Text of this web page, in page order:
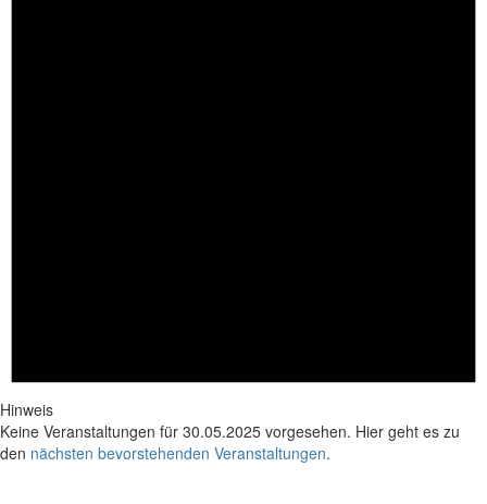
Hinweis
Keine Veranstaltungen für 30.05.2025 vorgesehen. Hier geht es zu
den nächsten bevorstehenden Veranstaltungen.